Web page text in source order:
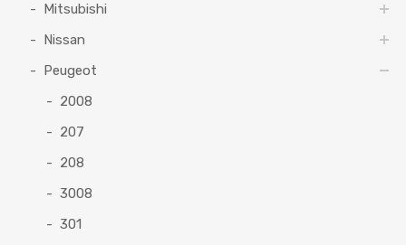
Mitsubishi
Nissan
Peugeot
2008
207
208
3008
301